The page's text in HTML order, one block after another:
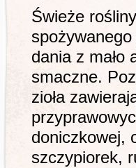
Świeże
dania z mało
smaczne.
zioła
doniczkowej,
szczypiorek,